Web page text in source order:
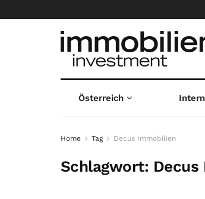
Österreich
Home Tag Decus Immobilien
Schlagwort: